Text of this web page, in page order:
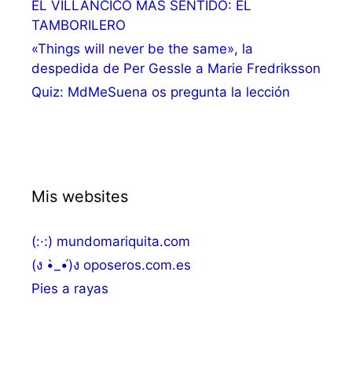
EL VILLANCICO MÁS SENTIDO: EL
TAMBORILERO
«Things will never be the same», la
despedida de Per Gessle a Marie Fredriksson
Quiz: MdMeSuena os pregunta la lección
Mis websites
(:·:) mundomariquita.com
(ง •̀_•́)ง oposeros.com.es
Pies a rayas